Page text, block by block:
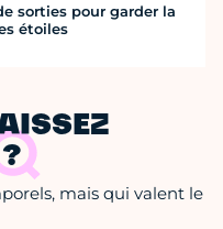
sorties pour garder la
étoiles
mais qui valent le